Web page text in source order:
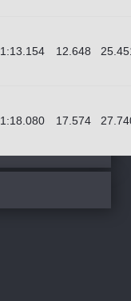
1:13.154 12.648
1:18.080 17.574